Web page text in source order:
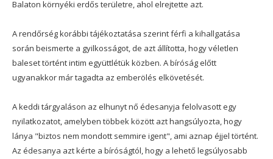
Balaton környéki erdős területre, ahol elrejtette azt.
A rendőrség korábbi tájékoztatása szerint férfi a kihallgatása
során beismerte a gyilkosságot, de azt állította, hogy véletlen
baleset történt intim együttlétük közben. A bíróság előtt
ugyanakkor már tagadta az emberölés elkövetését.
A keddi tárgyaláson az elhunyt nő édesanyja felolvasott egy
nyilatkozatot, amelyben többek között azt hangsúlyozta, hogy
lánya "biztos nem mondott semmire igent", ami aznap éjjel történt.
Az édesanya azt kérte a bíróságtól, hogy a lehető legsúlyosabb